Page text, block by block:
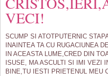
VECI!
SCUMP SI ATOTPUTERNIC
INAINTEA TA CU RUGACIUNEA
IN ACEASTA LUME,CRED DIN
ISUSE, MA ASCULTI SI IMI VEZI
BINE,TU IESTI PRIETENUL MEU